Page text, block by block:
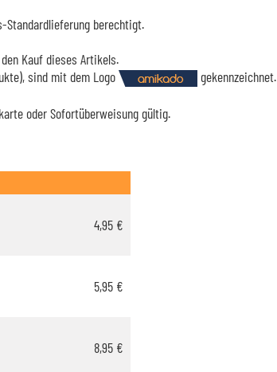
Standardlieferung berechtigt.
Kauf dieses Artikels.
sind mit dem Logo
gekennzeichnet.
oder Sofortüberweisung gültig.
4,95 €
5,95 €
8,95 €